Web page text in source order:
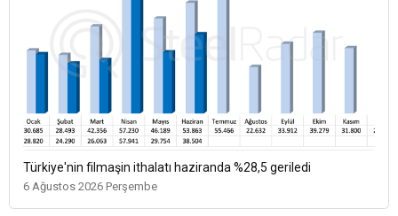
Türkiye'nin filmaşin ithalatı haziranda %28,5 geriledi
6 Ağustos 2026 Perşembe